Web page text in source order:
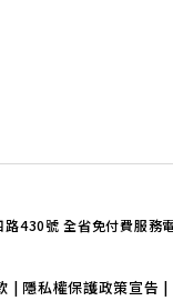
430號 全省免付費
| 隱私權保護政策宣告 |